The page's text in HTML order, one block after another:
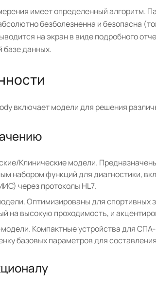
имеет определенный алгоритм.
безболезненна и безопасна
на экран в виде подробного
базе данных.
включает модели для решения
Клинические модели.
набором функций для диагностики,
через протоколы HL7.
Оптимизированы для спортивных
на высокую проходимость, и
Компактные устройства для
базовых параметров для